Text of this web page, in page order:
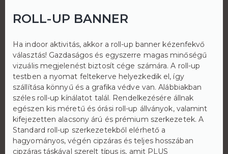
ROLL-UP BANNER
Ha indoor aktivitás, akkor a roll-up banner kézenfekvő
választás! Gazdaságos és egyszerre magas minőségű
vizuális megjelenést biztosít cége számára. A roll-up
testben a nyomat feltekerve helyezkedik el, így
szállítása könnyű és a grafika védve van. Alábbiakban
széles roll-up kínálatot talál. Rendelkezésére állnak
egészen kis méretű és órási roll-up állványok, valamint
kifejezetten alacsony árú és prémium szerkezetek. A
Standard roll-up szerkezetekből elérhető a
hagyományos, végén cipzáras és teljes hosszában
cipzáras táskával szerelt típus is, amit PLUS